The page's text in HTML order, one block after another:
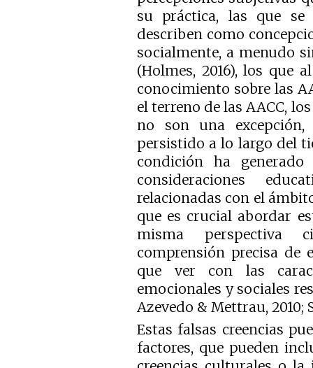
su práctica, las que
describen como
socialmente, a menudo
(Holmes, 2016), los que
conocimiento sobre las
el terreno de las AACC,
no son una excepción,
persistido a lo largo del
condición ha
consideraciones
relacionadas con el
que es crucial abordar
misma perspectiva
comprensión precisa de
que ver con las
emocionales y sociales
Azevedo & Mettrau, 2010;
Estas falsas creencias
factores, que pueden